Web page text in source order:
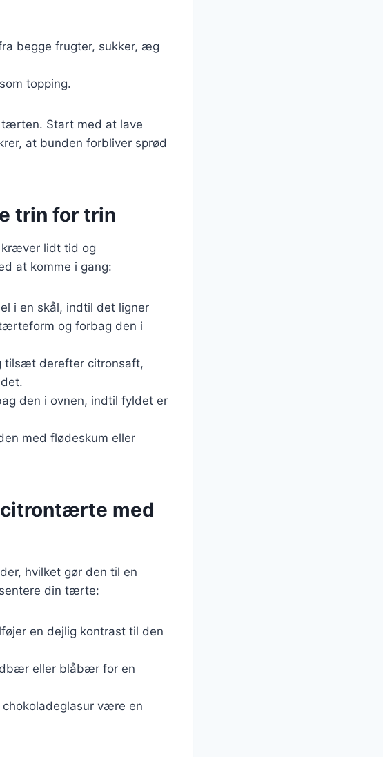
begge frugter, sukker, æg
topping.
Start med at lave
at bunden forbliver sprød
trin for trin
kræver lidt tid og
at komme i gang:
i en skål, indtil det ligner
og forbag den i
tilsæt derefter citronsaft,
den i ovnen, indtil fyldet er
med flødeskum eller
med
hvilket gør den til en
din tærte:
en dejlig kontrast til den
eller blåbær for en
være en